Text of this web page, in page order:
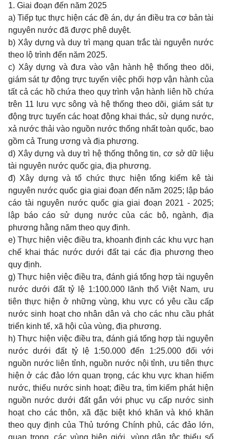
1. Giai đoạn đến năm 2025
a) Tiếp tục thực hiện các đề án, dự án điều tra cơ bản tài
nguyên nước đã được phê duyệt.
b) Xây dựng và duy trì mạng quan trắc tài nguyên nước
theo lộ trình đến năm 2025.
c) Xây dựng và đưa vào vận hành hệ thống theo dõi,
giám sát tự động trực tuyến việc phối hợp vận hành của
tất cảcác hồ chứa theo quy trình vận hành liên hồ chứa
trên 11 lưu vực sông và hệ thống theo dõi, giám sát tự
động trực tuyến các hoạt động khai thác, sử dụng nước,
xả nước thải vào nguồn nước thống nhất toàn quốc, bao
gồm cả Trung ương và địa phương.
d) Xây dựng và duy trì hệ thống thông tin, cơ sở dữ liệu
tài nguyên nước quốc gia, địa phương.
đ) Xây dựng và tổ chức thực hiện tổng kiểm kê tài
nguyên nước quốc gia giai đoạn đến năm 2025; lập báo
cáo tài nguyên nước quốc gia giai đoạn 2021 - 2025;
lập báo cáo sử dụng nước của các bộ, ngành, địa
phương hằng năm theo quy định.
e) Thực hiện việc điều tra, khoanh định các khu vực hạn
chế khai thác nước dưới đất tại các địa phương theo
quy định.
g) Thực hiện việc điều tra, đánh giá tổng hợp tài nguyên
nước dưới đất tỷ lệ 1:100.000 lãnh thổ Việt Nam, ưu
tiên thực hiện ở những vùng, khu vực có yêu cầu cấp
nước sinh hoạt cho nhân dân và cho các nhu cầu phát
triển kinh tế, xã hội của vùng, địa phương.
h) Thực hiện việc điều tra, đánh giá tổng hợp tài nguyên
nước dưới đất tỷ lệ 1:50.000 đến 1:25.000 đối với
nguồn nước liên tỉnh, nguồn nước nội tỉnh, ưu tiên thực
hiệnở các đảo lớn quan trọng, các khu vực khan hiếm
nước, thiếu nước sinh hoạt; điều tra, tìm kiếm phát hiện
nguồn nước dưới đất gắn với phục vụ cấp nước sinh
hoạt cho các thôn, xã đặc biệt khó khăn và khó khăn
theo quy định của Thủ tướng Chính phủ, các đảo lớn,
quan trọng, các vùng biên giới, vùng dân tộc thiểu số